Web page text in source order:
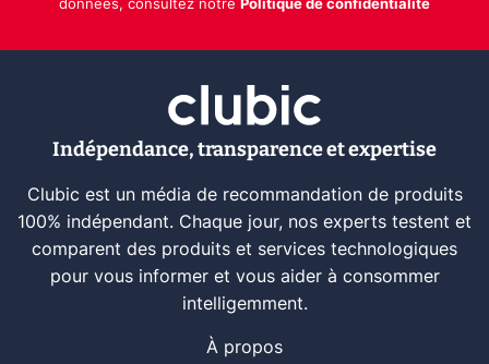
données, consultez notre Politique de confidentialité
Indépendance, transparence et expertise
Clubic est un média de recommandation de produits
100% indépendant. Chaque jour, nos experts testent et
comparent des produits et services technologiques
pour vous informer et vous aider à consommer
intelligemment.
À propos